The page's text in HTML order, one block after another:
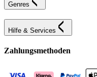
Genres
Hilfe & Services
Zahlungsmethoden